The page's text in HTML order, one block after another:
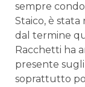
sempre
Staico, è
dal termine
Racchetti ha
presente
soprattutto